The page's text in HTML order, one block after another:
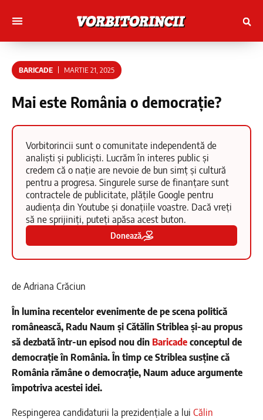
BARICADE MARTIE 21, 2025
Mai este România o democrație?
Vorbitorincii sunt o comunitate independentă de
analiști și publiciști. Lucrăm în interes public și
credem că o nație are nevoie de bun simț și cultură
pentru a progresa. Singurele surse de finanțare sunt
contractele de publicitate, plățile Google pentru
audiența din Youtube și donațiile voastre. Dacă vreți
să ne sprijiniți, puteți apăsa acest buton.
Donează
de Adriana Crăciun
În lumina recentelor evenimente de pe scena politică
românească, Radu Naum și Cătălin Striblea și-au propus
să dezbată într-un episod nou din Baricadeconceptul de
democrație în România. În timp ce Striblea susține că
România rămâne o democrație, Naum aduce argumente
împotriva acestei idei.
Respingerea candidaturii la prezidențiale a lui Călin